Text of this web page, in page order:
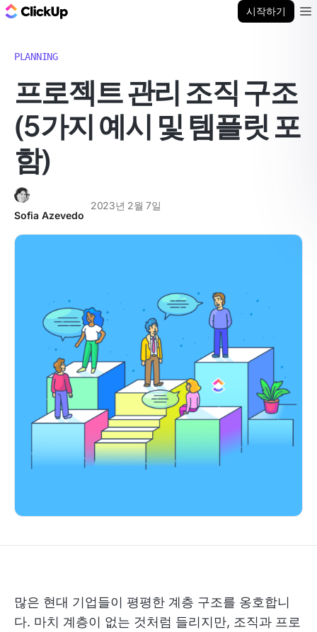
시작하기
PLANNING
프로젝트 관리 조직 구조
(5가지 예시 및 템플릿 포
함)
Sofia Azevedo
2023년 2월 7일
많은 현대 기업들이 평평한 계층 구조를 옹호합니
다. 마치 계층이 없는 것처럼 들리지만, 조직과 프로